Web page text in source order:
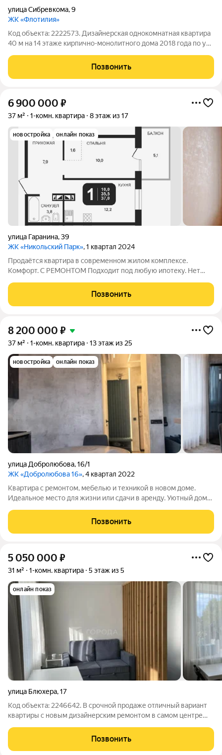
улица Сибревкома,9
ЖК «Флотилия»
Код объекта: 2222573. Дизайнерская однокомнатная квартира
40 м на 14 этаже кирпично-монолитного дома 2018 года по ул.
Высота этажа даёт приятный городской вид и больше
естественного света, окна
Позвонить
6 900 000 ₽
37 м² 1-комн. квартира 8 этаж из 17
новостройка онлайн показ
улица Гаранина,39
ЖК «Никольский Парк», 1 квартал 2024
Продаётся квартира в современном жилом комплексе.
Комфорт. С РЕМОНТОМ Подходит под любую ипотеку. Нет
пешей доступности расположены школы, садики, магазины,
аптеки, спортивные секции. Звоните!
Позвонить
8 200 000 ₽
37 м² 1-комн. квартира 13 этаж из 25
новостройка онлайн показ
улица Добролюбова,16/1
ЖК «Добролюбова 16», 4 квартал 2022
Квартира с ремонтом, мебелью и техникой в новом доме.
Идеальное место для жизни или сдачи в аренду. Уютный дом
Квартира оснащена всем необходимым. Нужно просто занести
свои вещи - остальное
Позвонить
5 050 000 ₽
31 м² 1-комн. квартира 5 этаж из 5
онлайн показ
улица Блюхера,17
Код объекта: 2246642. В срочной продаже отличный вариант
квартиры с новым дизайнерским ремонтом в самом центре
Маркса в двух минутах хотьбы, в квартире практически никто
не жил, все сохранилось
Позвонить